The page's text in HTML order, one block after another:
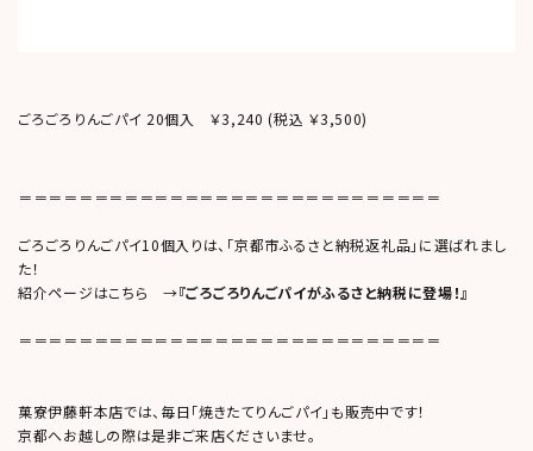
ごろごろりんごパイ 20個入 ￥3,240(税込 ￥3,500)
＝＝＝＝＝＝＝＝＝＝＝＝＝＝＝＝＝＝＝＝＝＝＝＝＝＝＝＝
ごろごろりんごパイ10個入りは、「京都市ふるさと納税返礼品」に選ばれまし
た！
紹介ページはこちら →『ごろごろりんごパイがふるさと納税に登場！』
＝＝＝＝＝＝＝＝＝＝＝＝＝＝＝＝＝＝＝＝＝＝＝＝＝＝＝＝
菓寮伊藤軒本店では、毎日「焼きたてりんごパイ」も販売中です！
京都へお越しの際は是非ご来店くださいませ。